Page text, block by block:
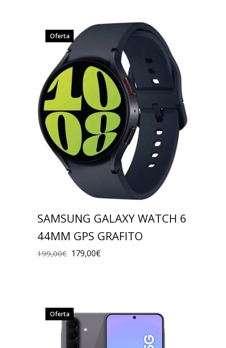
Oferta
SAMSUNG GALAXY WATCH 6
44MM GPS GRAFITO
199,00€ 179,00€
Oferta